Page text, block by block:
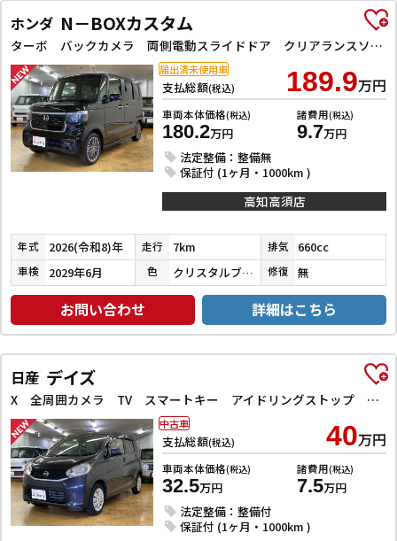
ホンダ N－BOXカスタム
ターボ バックカメラ 両側電動スライドドア クリアランスソナー オートクルーズコントロール レーンアシスト 衝突被害軽減システム オートライト LEDヘッドランプ スマートキー アイドリングストップ
支払総額(税込) 189.9万円
車両本体価格(税込)
180.2万円
諸費用(税込)
9.7万円
法定整備：整備無
保証付 (1ヶ月・1000km )
届出済未使用車
高知高須店
年式 2026(令和8)年 走行 7km 排気 660cc
車検 2029年6月 色 クリスタルブラックパール 修復 無
お問い合わせ 詳細はこちら
日産 デイズ
X 全周囲カメラ TV スマートキー アイドリングストップ 電動格納ミラー ベンチシート CVT 盗難防止システム ABS ミュージックプレイヤー接続可 衝突安全ボディ エアコン パワーステアリング
支払総額(税込) 40万円
車両本体価格(税込)
32.5万円
諸費用(税込)
7.5万円
法定整備：整備付
保証付 (1ヶ月・1000km )
中古車